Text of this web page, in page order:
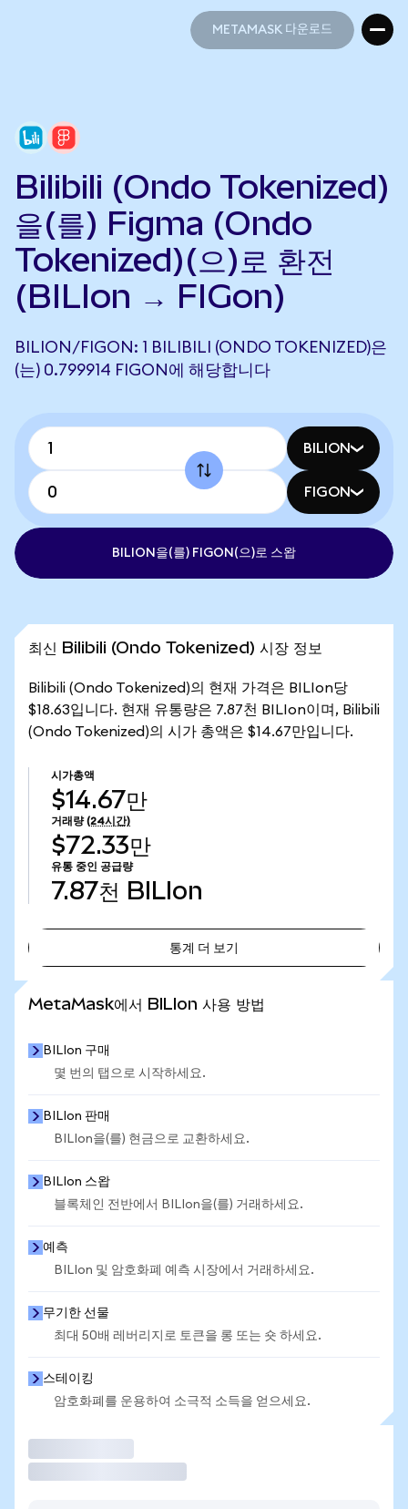
METAMASK 다운로드
Bilibili (Ondo Tokenized)
을(를) Figma (Ondo
Tokenized)(으)로 환전
(BILIon → FIGon)
BILION/FIGON: 1 BILIBILI (ONDO TOKENIZED)은
(는) 0.799914 FIGON에 해당합니다
BILION
FIGON
BILION을(를) FIGON(으)로 스왑
최신 Bilibili (Ondo Tokenized) 시장 정보
Bilibili (Ondo Tokenized)의 현재 가격은 BILIon당
$18.63입니다. 현재 유통량은 7.87천 BILIon이며, Bilibili
(Ondo Tokenized)의 시가 총액은 $14.67만입니다.
시가총액
$14.67만
거래량 (24시간)
$72.33만
유통 중인 공급량
7.87천 BILIon
통계 더 보기
MetaMask에서 BILIon 사용 방법
BILIon 구매
몇 번의 탭으로 시작하세요.
BILIon 판매
BILIon을(를) 현금으로 교환하세요.
BILIon 스왑
블록체인 전반에서 BILIon을(를) 거래하세요.
예측
BILIon 및 암호화폐 예측 시장에서 거래하세요.
무기한 선물
최대 50배 레버리지로 토큰을 롱 또는 숏 하세요.
스테이킹
암호화폐를 운용하여 소극적 소득을 얻으세요.